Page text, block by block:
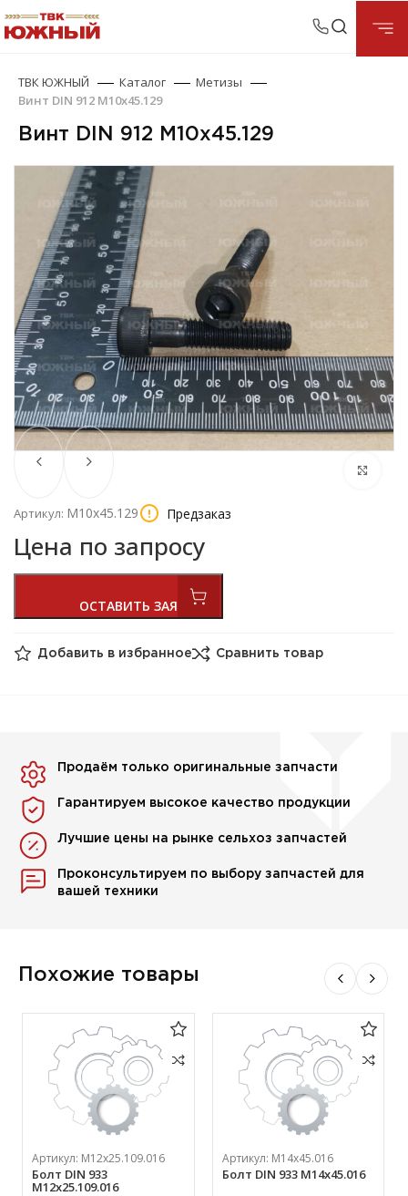
ТВК ЮЖНЫЙ Каталог
Метизы
Винт DIN 912 М10х45.129
Винт DIN 912 М10х45.129
Артикул: М10х45.129 Предзаказ
Цена по запросу
Добавить в избранное Сравнить товар
Продаём только оригинальные запчасти
Гарантируем высокое качество продукции
Лучшие цены на рынке сельхоз запчастей
Проконсультируем по выбору запчастей для
вашей техники
Похожие товары
Артикул: М12х25.109.016
Болт DIN 933
М12х25.109.016
Артикул: М14х45.016
Болт DIN 933 М14х45.016